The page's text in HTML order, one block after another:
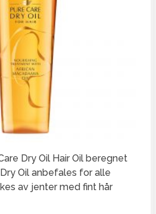
Dry Oil Hair Oil beregnet
Oil anbefales for alle
av jenter med fint hår